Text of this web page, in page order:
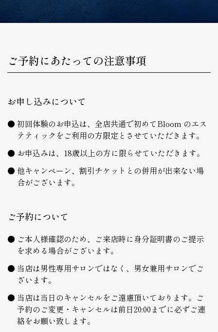
ご予約にあたっての注意事項
お申し込みについて
初回体験のお申込は、全店共通で初めてBloom のエス
テティックをご利用の方限定とさせていただきます。
お申込みは、18歳以上の方に限らせていただきます。
他キャンペーン、割引チケットとの併用が出来ない場
合がございます。
ご予約について
ご本人様確認のため、ご来店時に身分証明書のご提示
を求める場合がございます。
当店は男性専用サロンではなく、男女兼用サロンでご
ざいます。
当店は当日のキャンセルをご遠慮頂いております。ご
予約のご変更・キャンセルは前日20:00までに必ずご連
絡をお願い致します。